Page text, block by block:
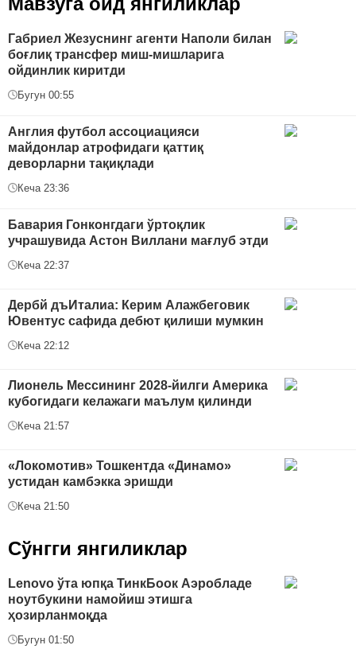
Габриел Жезуснинг агенти Наполи билан
боғлиқ трансфер миш-мишларига
ойдинлик киритди
Бугун 00:55
Англия футбол ассоциацияси
майдонлар атрофидаги қаттиқ
деворларни тақиқлади
Кеча 23:36
Бавария Гонконгдаги ўртоқлик
учрашувида Астон Виллани мағлуб этди
Кеча 22:37
Дербй дъИталиа: Керим Алажбеговик
Ювентус сафида дебют қилиши мумкин
Кеча 22:12
Лионель Мессининг 2028-йилги Америка
кубогидаги келажаги маълум қилинди
Кеча 21:57
«Локомотив» Тошкентда «Динамо»
устидан камбэкка эришди
Кеча 21:50
Сўнгги янгиликлар
Lenovo ўта юпқа ТинкБоок Аэробладе
ноутбукини намойиш этишга
ҳозирланмоқда
Бугун 01:50